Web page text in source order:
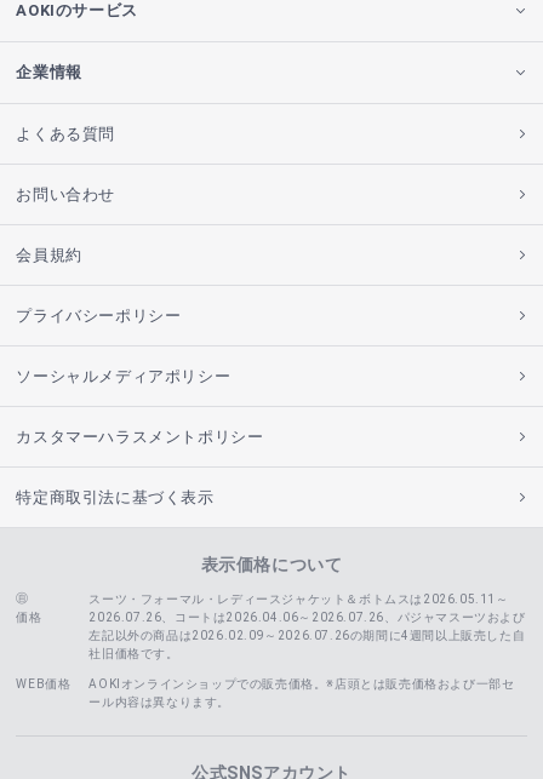
AOKIのサービス
企業情報
よくある質問
お問い合わせ
会員規約
プライバシーポリシー
ソーシャルメディアポリシー
カスタマーハラスメントポリシー
特定商取引法に基づく表示
表示価格について
価格
スーツ・フォーマル・レディースジャケット＆ボトムスは2026.05.11～
2026.07.26、コートは2026.04.06～2026.07.26、
パジャマスーツおよび
左記以外の商品は2026.02.09～2026.07.26の期間に4週間以上販売した自
社旧価格です。
WEB価格
AOKIオンラインショップでの販売価格。※店頭とは販売価格および一部セ
ール内容は異なります。
公式SNSアカウント